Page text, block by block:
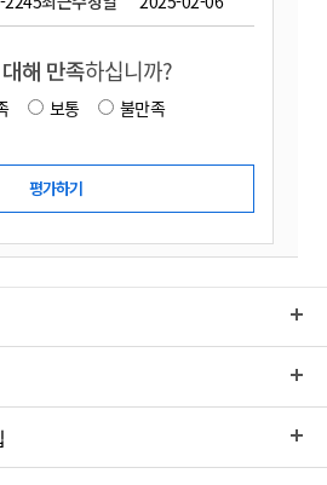
해 만족하십니까?
보통
불만족